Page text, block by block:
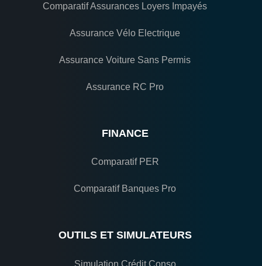
Comparatif Assurances Loyers Impayés
Assurance Vélo Electrique
Assurance Voiture Sans Permis
Assurance RC Pro
FINANCE
Comparatif PER
Comparatif Banques Pro
OUTILS ET SIMULATEURS